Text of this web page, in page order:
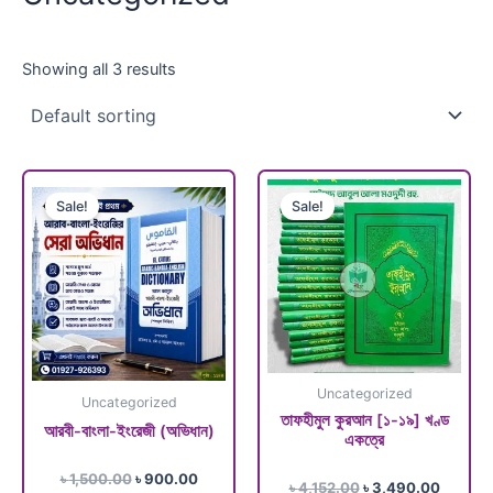
Showing all 3 results
Sale!
Uncategorized
আরবী-বাংলা-ইংরেজী (অভিধান)
Rated
৳1,500.00
price
was:
৳ 1,500.00.
৳900.00
Current
price
is:
Sale!
Uncategorized
তাফহীমুল কুরআন [১-১৯] খণ্ড
একত্রে
Rated
৳4,152.00
Original
price
was:
৳ 4,152.00.
৳3,490.00
Current
price
is:
৳